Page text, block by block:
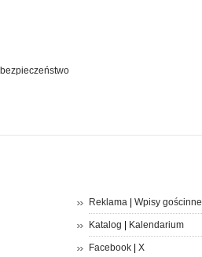
bezpieczeństwo
Reklama| Wpisy gościnne
Katalog Kalendarium
Facebook| X